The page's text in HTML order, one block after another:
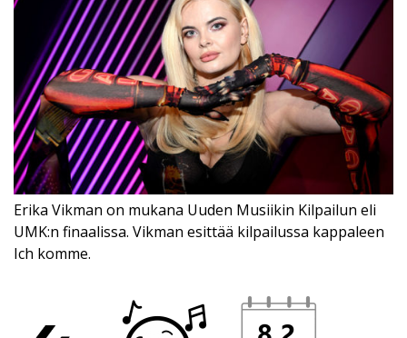
Erika Vikman on mukana Uuden Musiikin Kilpailun eli
UMK:n finaalissa. Vikman esittää kilpailussa kappaleen
Ich komme.